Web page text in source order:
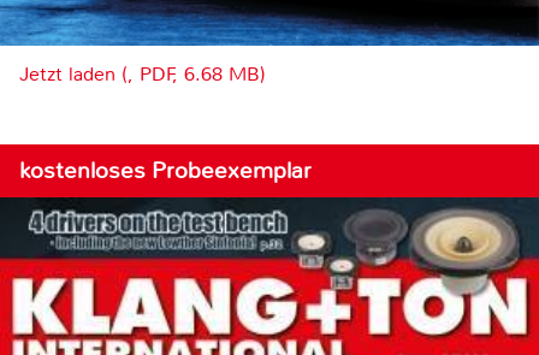
Jetzt laden (, PDF, 6.68 MB)
kostenloses Probeexemplar